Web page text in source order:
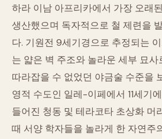
하라 이남 아프리카에서 가장 오래
생산했으며 독자적으로 철 제련을
다. 기원전 9세기경으로 추정되는 이
는 얇은 벽 주조와 놀라운 세부 묘사
따라잡을 수 없었던 야금술 수준을
영적 수도인 일레-이페에서 11세기에
들어진 청동 및 테라코타 초상화 머
때 서양 학자들을 놀라게 한 자연주